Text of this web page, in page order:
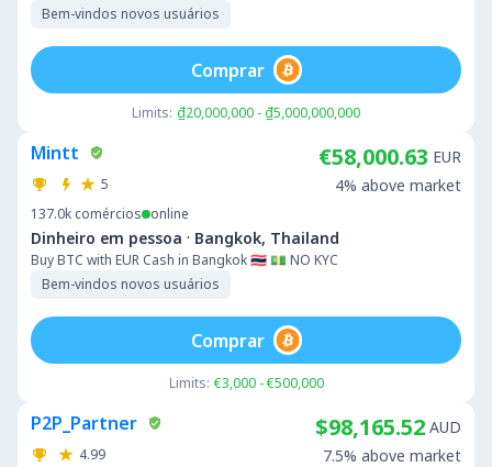
Bem-vindos novos usuários
Limits: ₫20,000,000 - ₫5,000,000,000
Comprar
Mintt
5
137.0k comércios online
Dinheiro em pessoa · Bangkok, Thailand
Buy BTC with EUR Cash in Bangkok 🇹🇭 💵 NO KYC
Bem-vindos novos usuários
€58,000.63 EUR
4% above market
Limits: €3,000 - €500,000
Comprar
P2P_Partner
4.99
$98,165.52 AUD
7.5% above market